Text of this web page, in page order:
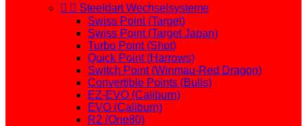
  Steeldart Wechselsysteme
Swiss Point (Target)
Swiss Point (Target Japan)
Turbo Point (Shot)
Quick Point (Harrows)
Switch Point (Winmau-Red Dragon)
Convertible Points (Bulls)
EZ-EVO (Caliburn)
EVO (Caliburn)
R2 (One80)